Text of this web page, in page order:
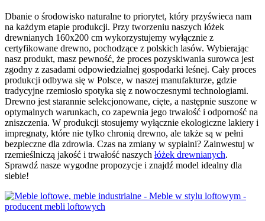
Dbanie o środowisko naturalne to priorytet, który przyświeca nam
na każdym etapie produkcji. Przy tworzeniu naszych łóżek
drewnianych 160x200 cm wykorzystujemy wyłącznie z
certyfikowane drewno, pochodzące z polskich lasów. Wybierając
nasz produkt, masz pewność, że proces pozyskiwania surowca jest
zgodny z zasadami odpowiedzialnej gospodarki leśnej. Cały proces
produkcji odbywa się w Polsce, w naszej manufakturze, gdzie
tradycyjne rzemiosło spotyka się z nowoczesnymi technologiami.
Drewno jest starannie selekcjonowane, cięte, a następnie suszone w
optymalnych warunkach, co zapewnia jego trwałość i odporność na
zniszczenia. W produkcji stosujemy wyłącznie ekologiczne lakiery i
impregnaty, które nie tylko chronią drewno, ale także są w pełni
bezpieczne dla zdrowia. Czas na zmiany w sypialni? Zainwestuj w
rzemieślniczą jakość i trwałość naszych łóżek drewnianych.
Sprawdź nasze wygodne propozycje i znajdź model idealny dla
siebie!